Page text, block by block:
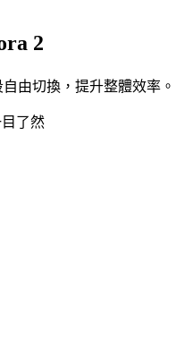
2
由切換，提升整體效率。
了然